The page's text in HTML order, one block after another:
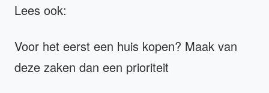
Lees ook:
Voor het eerst een huis kopen? Maak van
deze zaken dan een prioriteit